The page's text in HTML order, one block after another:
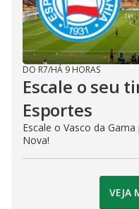
DO R7/HÁ 9 HORAS
Escale o seu
Esportes
Escale o Vasco da
Nova!
VEJA